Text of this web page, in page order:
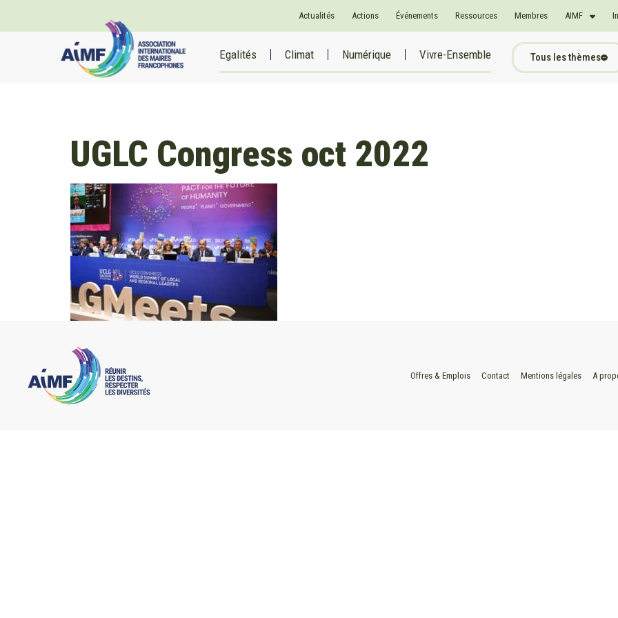
Actualités Actions Événements Ressources Membres AIMF
Egalités Climat Numérique Vivre-Ensemble Tous les thèmes
UGLC Congress oct 2022
Offres & Emplois Contact Mentions légales A